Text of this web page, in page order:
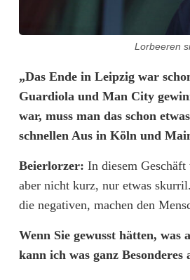
t
e
e
n
U
n
t
Lorbeeren
„Das Ende in Leipzig war
Guardiola und Man City
war, muss man das schon
schnellen Aus in Köln und
Beierlorzer: In diesem
aber nicht kurz, nur etwas
die negativen, machen den
Wenn Sie gewusst hätten, was
kann ich was ganz Besonderes